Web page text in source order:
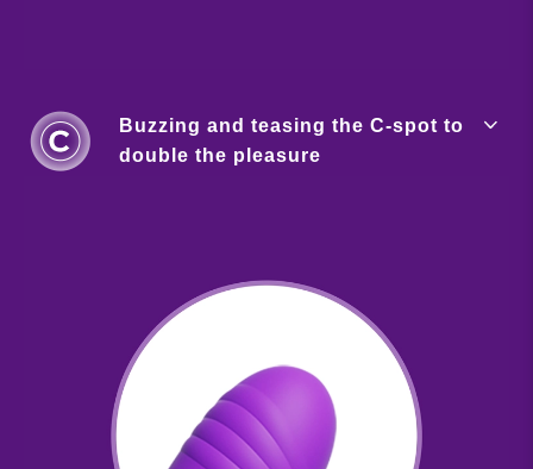
Buzzing and teasing the C-spot to
double the pleasure